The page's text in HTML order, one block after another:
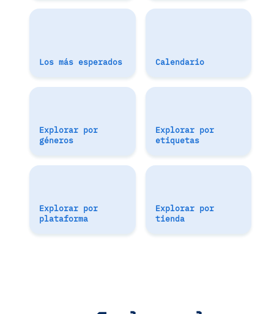
Los más esperados Calendario
Explorar por
géneros
Explorar por
etiquetas
Explorar por
plataforma
Explorar por
tienda